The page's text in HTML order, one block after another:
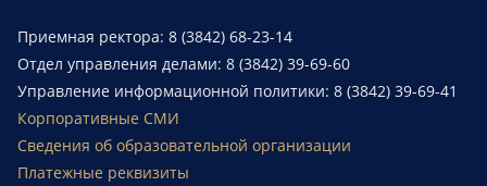
Приемная ректора: 8 (3842) 68-23-14
Отдел управления делами: 8 (3842) 39-69-60
Управление информационной политики: 8 (3842) 39-69-41
Корпоративные СМИ
Сведения об образовательной организации
Платежные реквизиты